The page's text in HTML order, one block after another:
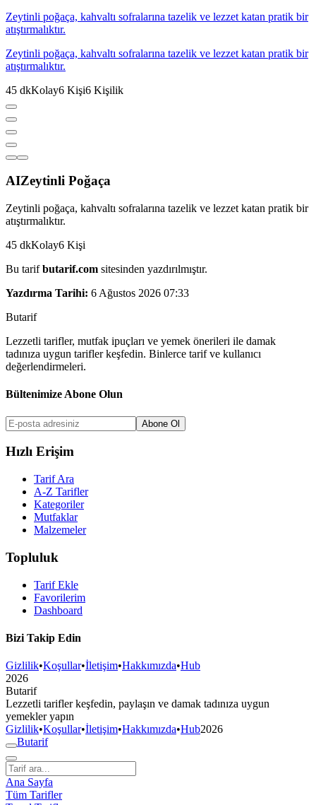
Zeytinli poğaça, kahvaltı sofralarına tazelik ve lezzet katan pratik bir
atıştırmalıktır.
Zeytinli poğaça, kahvaltı sofralarına tazelik ve lezzet katan pratik bir
atıştırmalıktır.
45 dkKolay6 Kişi6 Kişilik
AIZeytinli Poğaça
Zeytinli poğaça, kahvaltı sofralarına tazelik ve lezzet katan pratik bir
atıştırmalıktır.
45 dkKolay6 Kişi
Bu tarifbutarif.com sitesinden yazdırılmıştır.
Yazdırma Tarihi: 6 Ağustos 2026 07:33
Butarif
Lezzetli tarifler, mutfak ipuçları ve yemek önerileri ile damak
tadınıza uygun tarifler keşfedin. Binlerce tarif ve kullanıcı
değerlendirmeleri.
Bültenimize Abone Olun
Abone Ol
Hızlı Erişim
Tarif Ara
A-Z Tarifler
Kategoriler
Mutfaklar
Malzemeler
Topluluk
Tarif Ekle
Favorilerim
Dashboard
Bizi Takip Edin
Gizlilik•Koşullar•İletişim•Hakkımızda•Hub
2026
Butarif
Lezzetli tarifler keşfedin, paylaşın ve damak tadınıza uygun
yemekler yapın
Gizlilik•Koşullar•İletişim•Hakkımızda•Hub2026
Butarif
Ana Sayfa
Tüm Tarifler